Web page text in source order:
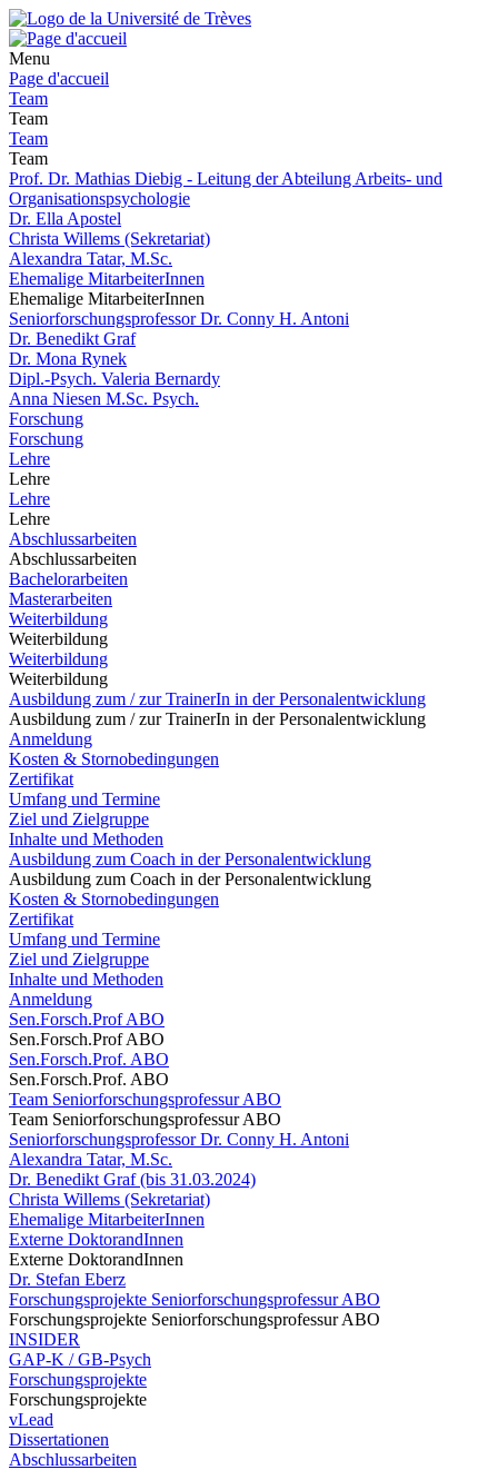
Menu
Page d'accueil
Team
Team
Team
Team
Prof. Dr. Mathias Diebig - Leitung der Abteilung Arbeits- und
Organisationspsychologie
Dr. Ella Apostel
Christa Willems (Sekretariat)
Alexandra Tatar, M.Sc.
Ehemalige MitarbeiterInnen
Ehemalige MitarbeiterInnen
Seniorforschungsprofessor Dr. Conny H. Antoni
Dr. Benedikt Graf
Dr. Mona Rynek
Dipl.-Psych. Valeria Bernardy
Anna Niesen M.Sc. Psych.
Forschung
Forschung
Lehre
Lehre
Lehre
Lehre
Abschlussarbeiten
Abschlussarbeiten
Bachelorarbeiten
Masterarbeiten
Weiterbildung
Weiterbildung
Weiterbildung
Weiterbildung
Ausbildung zum / zur TrainerIn in der Personalentwicklung
Ausbildung zum / zur TrainerIn in der Personalentwicklung
Anmeldung
Kosten & Stornobedingungen
Zertifikat
Umfang und Termine
Ziel und Zielgruppe
Inhalte und Methoden
Ausbildung zum Coach in der Personalentwicklung
Ausbildung zum Coach in der Personalentwicklung
Kosten & Stornobedingungen
Zertifikat
Umfang und Termine
Ziel und Zielgruppe
Inhalte und Methoden
Anmeldung
Sen.Forsch.Prof ABO
Sen.Forsch.Prof ABO
Sen.Forsch.Prof. ABO
Sen.Forsch.Prof. ABO
Team Seniorforschungsprofessur ABO
Team Seniorforschungsprofessur ABO
Seniorforschungsprofessor Dr. Conny H. Antoni
Alexandra Tatar, M.Sc.
Dr. Benedikt Graf (bis 31.03.2024)
Christa Willems (Sekretariat)
Ehemalige MitarbeiterInnen
Externe DoktorandInnen
Externe DoktorandInnen
Dr. Stefan Eberz
Forschungsprojekte Seniorforschungsprofessur ABO
Forschungsprojekte Seniorforschungsprofessur ABO
INSIDER
GAP-K / GB-Psych
Forschungsprojekte
Forschungsprojekte
vLead
Dissertationen
Abschlussarbeiten